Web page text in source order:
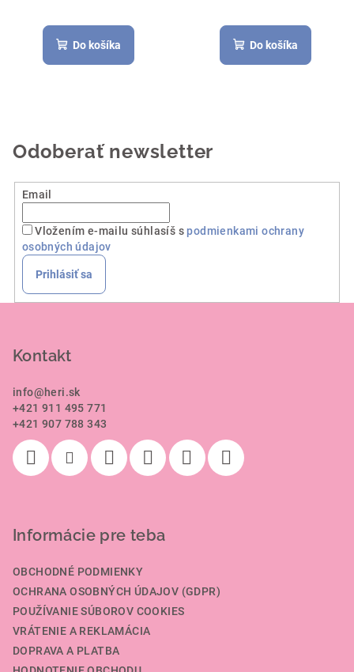
Do košíka Do košíka
Odoberať newsletter
Email
Vložením e-mailu súhlasíš spodmienkami ochrany
osobných údajov
Prihlásiť sa
Kontakt
info@heri.sk
+421 911 495 771
+421 907 788 343
Informácie pre teba
OBCHODNÉ PODMIENKY
OCHRANA OSOBNÝCH ÚDAJOV (GDPR)
POUŽÍVANIE SÚBOROV COOKIES
VRÁTENIE A REKLAMÁCIA
DOPRAVA A PLATBA